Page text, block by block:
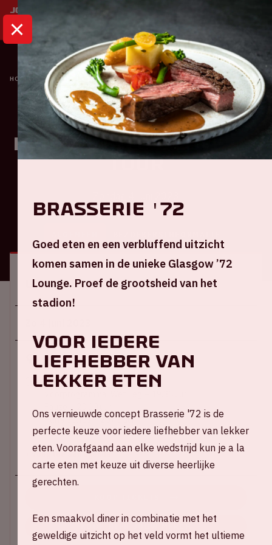
HOME KALENDER HARRY STYLES: LOVE ON TOUR
Concert
Harry Styles: Love On
Tour
Locatie en tijd
Johan Cruijff ArenA
Stadion open – 18.00 uur
Pauze – 20.10 uur
Harry Styles – 20.45 uur
Verwacht einde – 22.30 uur
+ Voeg toe aan agenda
Brasserie '72
Goed eten en een verbluffend uitzicht
komen samen in de unieke Glasgow ’72
Lounge. Proef de grootsheid van het
stadion!
Voor iedere
liefhebber van
lekker eten
Ons vernieuwde concept Brasserie '72 is de
perfecte keuze voor iedere liefhebber van lekker
eten. Voorafgaand aan elke wedstrijd kun je a la
carte eten met keuze uit diverse heerlijke
gerechten.
Een smaakvol diner in combinatie met het
geweldige uitzicht op het veld vormt het ultieme